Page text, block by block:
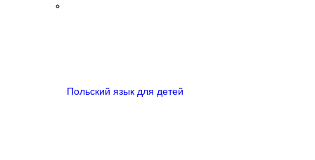
Польский язык для детей